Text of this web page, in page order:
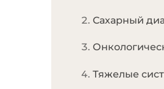
Сахарный
Тяжелые